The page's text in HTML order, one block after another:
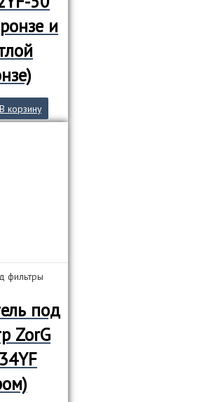
и
В корзину
фильтры
под
ZorG